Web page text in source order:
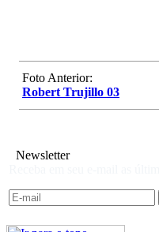
Foto Anterior:
Robert Trujillo 03
Newsletter